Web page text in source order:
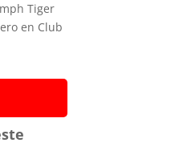
Tiger
en Club